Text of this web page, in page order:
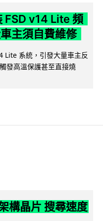
FSD v14 Lite 頻
主須自費維修
Lite 系統，引發大量車主反
發高溫保護甚至直接燒
構晶片 搜尋速度